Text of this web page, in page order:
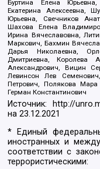
Буртина Елена
Екатерина Алексеевна,
Юрьевна, Свечников
Шахова Елена
Ирина Вячеславовна,
Маркович, Бахмин
Дарья Николаевна,
Дмитриевна, Королева
Александрович, Вицин
Левинсон Лев
Петрович, Полякова
Герман Константинович
Источник: http://
на23.12.2021
* Единый
иностранных и
соответствии с
террористическими: